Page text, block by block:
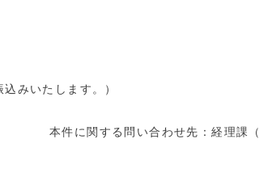
みいたします。）
本件に関する問い合わせ先：経理課（